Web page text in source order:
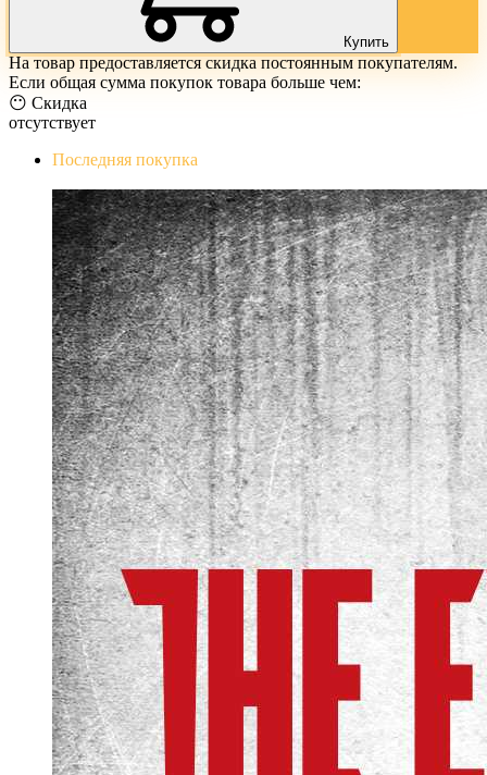
Купить
На товар предоставляется скидка постоянным покупателям.
Если общая сумма покупок товара больше чем:
😶 Скидка
отсутствует
Последняя покупка